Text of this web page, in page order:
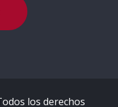
los derechos